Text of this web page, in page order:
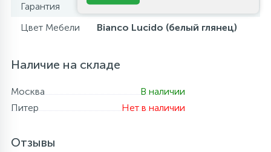
Гарантия
1 год
Цвет Мебели
Bianco Lucido (белый глянец)
Наличие на складе
Москва
В наличии
Питер
Нет в наличии
Отзывы